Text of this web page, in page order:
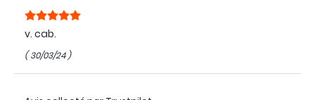
v. cab.
( 30/03/24 )